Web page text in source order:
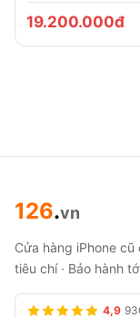
19.200.000đ
126.vn
Cửa hàng iPhone
tiêu chí · Bảo hành
4,9